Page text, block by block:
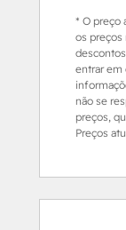
* O preço
os preços
entrar em
não se
preços,
Preços